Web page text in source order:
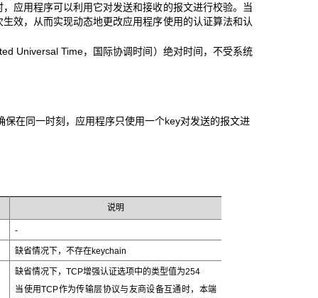
应用程序可以利用它对发送和接收的报文进行校验。当
效，从而实现动态地更改应用程序使用的认证算法和认
Universal Time，国际协调时间）绝对时间，不受系统
保在同一时刻，应用程序只使用一个key对发送的报文进
说明
-
缺省情况下，不存在keychain
缺省情况下，TCP增强认证选项中的类型值为254
当使用TCP作为传输层协议与友商设备互通时，本端